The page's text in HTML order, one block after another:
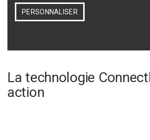
PERSONNALISER
La technologie
action